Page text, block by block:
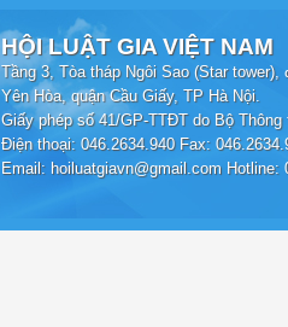
HỘI LUẬT GIA VIỆT NAM
Tầng 3, Tòa tháp Ngôi Sao (Star
Yên Hòa, quận Cầu Giấy, TP Hà Nội.
Giấy phép số 41/GP-TTĐT do Bộ
Điện thoại: 046.2634.940 Fax:
Email: hoiluatgiavn@gmail.com Hotline: